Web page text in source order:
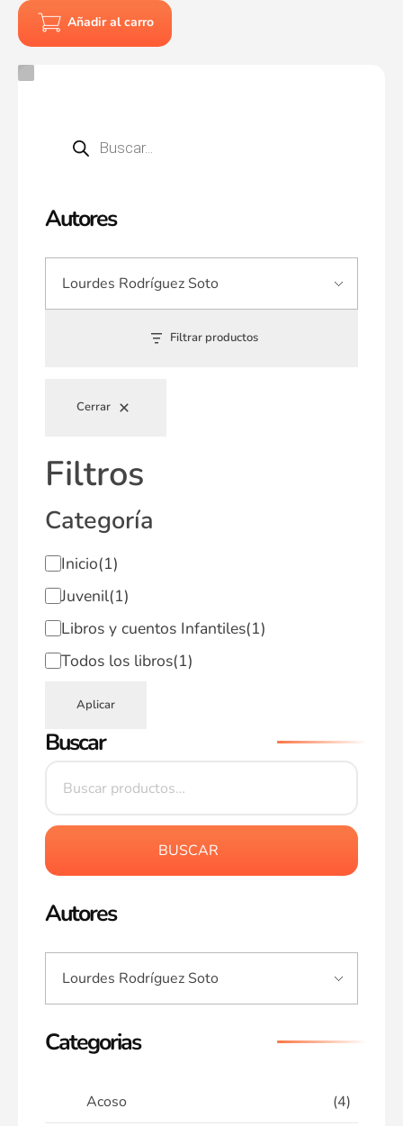
Autores
Filtrar productos
Cerrar
Filtros
Categoría
Inicio(1)
Juvenil(1)
Libros y cuentos Infantiles(1)
Todos los libros(1)
Aplicar
Buscar
BUSCAR
Autores
Categorias
Acoso (4)
Añadir al carro